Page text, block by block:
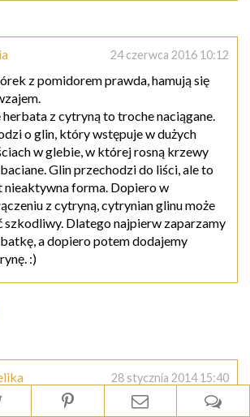
24 czerwca 2016 10:12
z pomidorem prawda, hamują się
herbata z cytryną to troche naciągane.
o glin, który wstępuje w dużych
w glebie, w której rosną krzewy
Glin przechodzi do liści, ale to
nieaktywna forma. Dopiero w
z cytryną, cytrynian glinu może
szkodliwy. Dlatego najpierw zaparzamy
a dopiero potem dodajemy
:)
28 stycznia 2014 15:40
bo nie mam sokowirówki, ale gdybym